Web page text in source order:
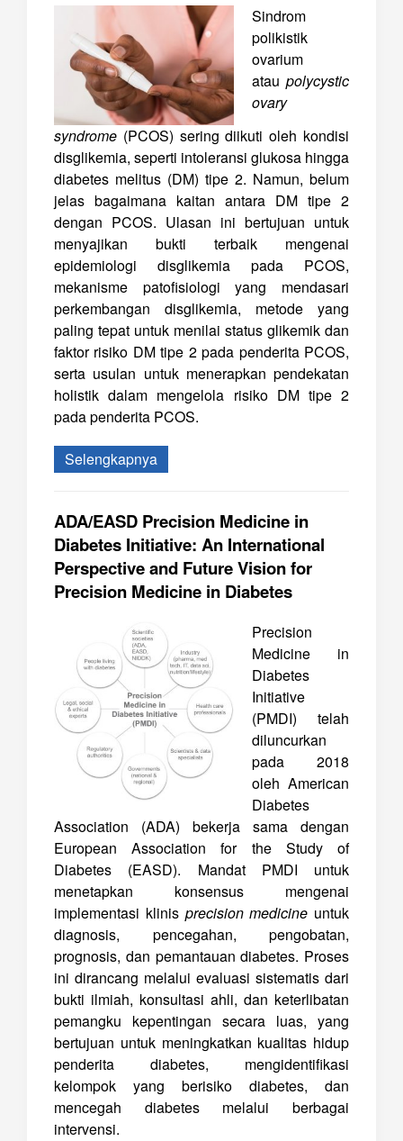
Sindrom
polikistik
ovarium
atau polycystic
ovary
syndrome (PCOS) sering diikuti oleh kondisi
disglikemia, seperti intoleransi glukosa hingga
diabetes melitus (DM) tipe 2. Namun, belum
jelas bagaimana kaitan antara DM tipe 2
dengan PCOS. Ulasan ini bertujuan untuk
menyajikan bukti terbaik mengenai
epidemiologi disglikemia pada PCOS,
mekanisme patofisiologi yang mendasari
perkembangan disglikemia, metode yang
paling tepat untuk menilai status glikemik dan
faktor risiko DM tipe 2 pada penderita PCOS,
serta usulan untuk menerapkan pendekatan
holistik dalam mengelola risiko DM tipe 2
pada penderita PCOS.
Selengkapnya
ADA/EASD Precision Medicine in
Diabetes Initiative: An International
Perspective and Future Vision for
Precision Medicine in Diabetes
Precision
Medicine in
Diabetes
Initiative
(PMDI) telah
diluncurkan
pada 2018
oleh American
Diabetes
Association (ADA) bekerja sama dengan
European Association for the Study of
Diabetes (EASD). Mandat PMDI untuk
menetapkan konsensus mengenai
implementasi klinis precision medicine untuk
diagnosis, pencegahan, pengobatan,
prognosis, dan pemantauan diabetes. Proses
ini dirancang melalui evaluasi sistematis dari
bukti ilmiah, konsultasi ahli, dan keterlibatan
pemangku kepentingan secara luas, yang
bertujuan untuk meningkatkan kualitas hidup
penderita diabetes, mengidentifikasi
kelompok yang berisiko diabetes, dan
mencegah diabetes melalui berbagai
intervensi.